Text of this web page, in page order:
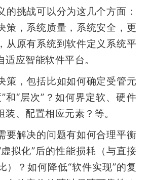
的挑战可以分为这几个方面：
策，系统质量，系统安全，更
从原有系统到软件定义系统平
应智能软件平台。
策，包括比如如何确定受管元
和“层次”？如何界定软、硬件
装、配置相应元素？等。
要解决的问题有如何合理平衡
拟化”后的性能损耗（与直接
）？如何降低“软件实现”的复